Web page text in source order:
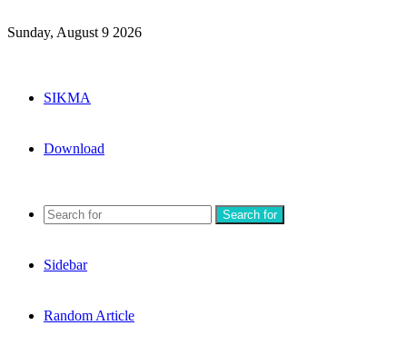
Sunday, August 9 2026
SIKMA
Download
Search for
Sidebar
Random Article